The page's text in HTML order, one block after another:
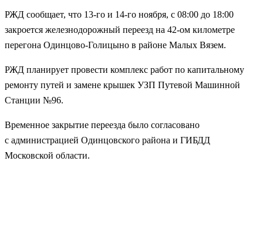
РЖД сообщает, что 13-го и 14-го ноября, с 08:00 до 18:00
закроется железнодорожный переезд на 42-ом километре
перегона Одинцово-Голицыно в районе Малых Вязем.
РЖД планирует провести комплекс работ по капитальному
ремонту путей и замене крышек УЗП Путевой Машинной
Станции №96.
Временное закрытие переезда было согласовано
с администрацией Одинцовского района и ГИБДД
Московской области.